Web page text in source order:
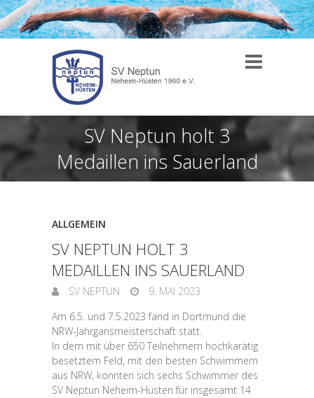
SV Neptun holt 3
Medaillen ins Sauerland
ALLGEMEIN
SV NEPTUN HOLT 3
MEDAILLEN INS SAUERLAND
SV NEPTUN
9. MAI 2023
Am 6.5. und 7.5.2023 fand in Dortmund die
NRW-Jahrgansmeisterschaft statt.
In dem mit über 650 Teilnehmern hochkarätig
besetztem Feld, mit den besten Schwimmern
aus NRW, konnten sich sechs Schwimmer des
SV Neptun Neheim-Hüsten für insgesamt 14